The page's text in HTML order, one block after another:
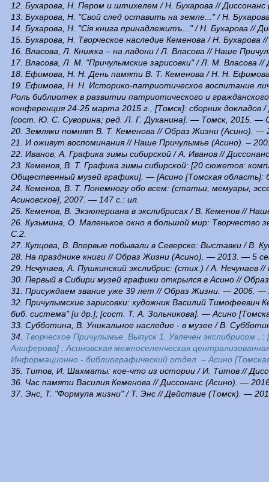
12. Бухарова, Н. Пером и штихелем / Н. Бухарова //
13. Бухарова, Н. "Свой след оставить на земле..." / Н.
14. Бухарова, Н. "Ciя книга принадлежитъ..." / Н. Бухарова
15. Бухарова, Н. Творческое наследие Кеменова / Н.
16. Власова, Л. Книжка – на ладони / Л. Власова // Наше
17. Власова, Л. М. "Причулымские зарисовки" / Л. М.
18. Ефимова, Н. Н. День памяти В. Т. Кеменова / Н. Н.
19. Ефимова, Н. Н. Историко-патриотическое воспитание
Роль библиотек в развитии патриотического и
конференция 24-25 марта 2015 г., [Томск]: сборник
[сост. Ю. С. Суворина; ред. Л. Г. Духанина]. — Томск, 2015. —
20. Земляки помнят В. Т. Кеменова // Образ Жизни (Асино).
21. И оживут воспоминания // Наше Причулымье (Асино). –
22. Иванов, А. Графика зимы сибирской / А. Иванов //
23. Кеменов, В. Т. Графика зимы сибирской: [20 сюжетов:
Общественный музей графики]. — [Асино [Томская область]:
24. Кеменов, В. Т. Понемногу обо всем: (статьи, мемуары,
Асиновское], 2007. — 147 с.: ил.
25. Кеменов, В. Экзюпериана в экслибрисах / В. Кеменов //
26. Кузьмина, О. Маленькое окно в большой мир:
С.2.
27. Купцова, В. Впервые побывали в Северске: Выставки / В.
28. На празднике книги // Образ Жизни (Асино). — 2013. —
29. Нечунаев, А. Пушкинский экслибрис: (стих.) / А.
30. Первый в Сибири музей графики открылся в Асино //
31. Присуждаем звание уже 39 лет // Образ Жизни. — 2006.
32. Причулымские зарисовки: художник Василий
биб. система" [и др.]; [сост. Т. А. Зольникова]. — Асино
33. Субботина, В. Уникальное наследие - в музее / В.
34. Творческое Причулымье. Выпуск 1. Увлечен
Алиферова] ; Асиновская межпоселенческая
Информационно - библиографический отдел. – Асино
35. Титов, И. Шахматы: кое-что из истории / И. Титов //
36. Час памяти Василия Кеменова // Диссонанс (Асино). —
37. Энс, Т. "Формула жизни" / Т. Энс // Действие (Томск). —